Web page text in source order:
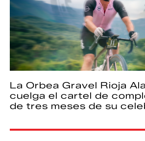
La Orbea Gravel Rioja
cuelga el cartel de
de tres meses de su